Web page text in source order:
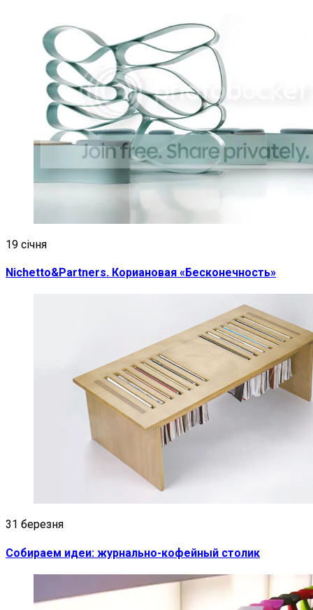
19 січня
Nichetto&Partners. Кориановая «Бесконечность»
31 березня
Собираем идеи: журнально-кофейный столик